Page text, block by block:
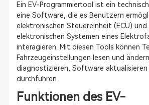
Ein EV-Programmiertool ist ein
eine Software, die es Benutzern
elektronischen Steuereinheit (ECU) und
elektronischen Systemen eines
interagieren. Mit diesen Tools können
Fahrzeugeinstellungen lesen und
diagnostizieren, Software
durchführen.
Funktionen des EV-